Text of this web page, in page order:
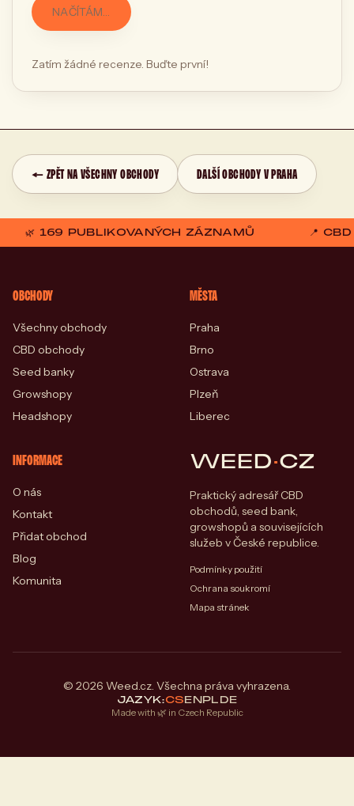
NAČÍTÁM…
Zatím žádné recenze. Buďte první!
← ZPĚT NA VŠECHNY OBCHODY DALŠÍ OBCHODY V PRAHA
🌿 169 PUBLIKOVANÝCH ZÁZNAMŮ 📍
OBCHODY
Všechny obchody
CBD obchody
Seed banky
Growshopy
Headshopy
MĚSTA
Praha
Brno
Ostrava
Plzeň
Liberec
INFORMACE
O nás
Kontakt
Přidat obchod
Blog
Komunita
WEED·CZ
Praktický adresář CBD
obchodů, seed bank,
growshopů a souvisejících
služeb v České republice.
Podmínky použití
Ochrana soukromí
Mapa stránek
© 2026 Weed.cz. Všechna práva vyhrazena.
JAZYK:CSENPLDE
Made with 🌿 in Czech Republic